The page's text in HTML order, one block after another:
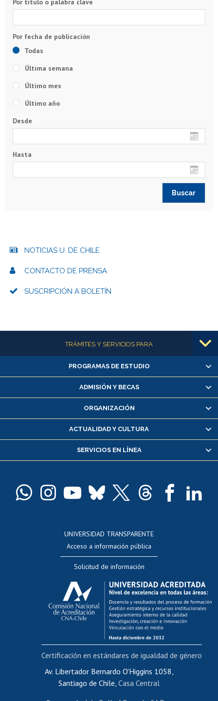
Por título o palabra clave
Todas
Última semana
Último mes
Último año
Desde
Hasta
NOTICIAS U. DE CHILE
CONTACTO DE PRENSA
SUSCRIPCIÓN A BOLETÍN
Más informaciónTRÁMITES Y SERVICIOS PARA
Alumnas/os y exalumnas/os
Matrícula en línea
Inscripción y cambio de asignaturas
Consulta y certificado de notas
Servicio médico y dental
Pago de arancel y crédito alumnos
Docentes
Evaluación docente
Calificación académica
Postulación al AUCAI
Funcionarias/os
Cursos internos de capacitación
Bienestar del personal
Portal de movilidad interna
Certificado de renta
Certificado de renta honorarios
PROGRAMAS DE ESTUDIO
ADMISIÓN Y BECAS
ORGANIZACIÓN
ACTUALIDAD Y CULTURA
SERVICIOS EN LÍNEA
UNIVERSIDAD TRANSPARENTE
Acceso a información pública
Solicitud de información
Av. Libertador Bernardo O'Higgins 1058,
Santiago de Chile, Casa Central
Certificación en estándares de igualdad de género